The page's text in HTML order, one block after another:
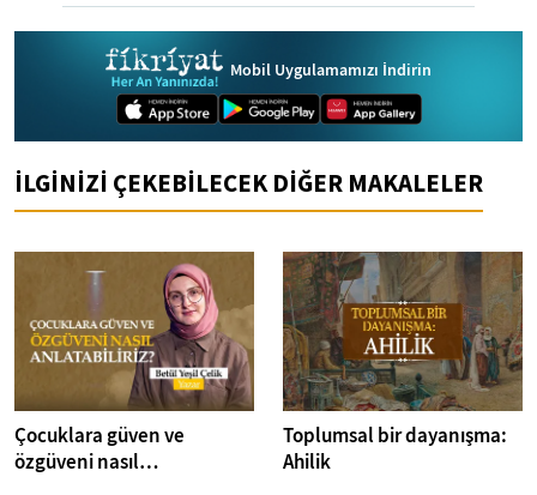
Mobil Uygulamamızı İndirin
İLGİNİZİ ÇEKEBİLECEK DİĞER MAKALELER
Çocuklara güven ve
özgüveni nasıl
Toplumsal bir dayanışma:
Ahilik